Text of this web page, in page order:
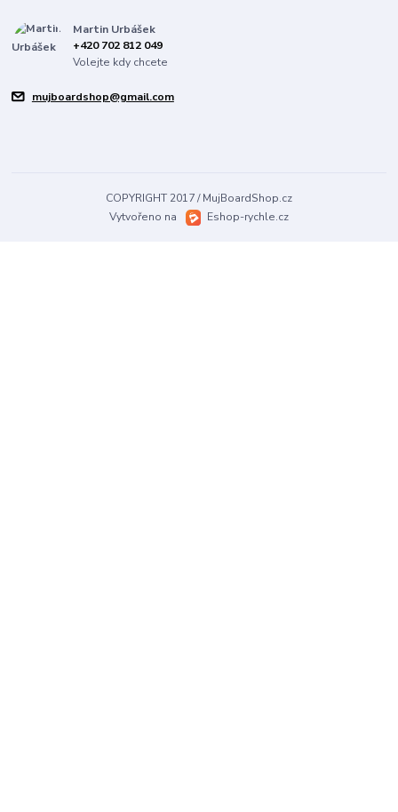
Martin Urbášek
+420 702 812 049
Volejte kdy chcete
mujboardshop@gmail.com
COPYRIGHT 2017 / MujBoardShop.cz
Vytvořeno na
Eshop-rychle.cz